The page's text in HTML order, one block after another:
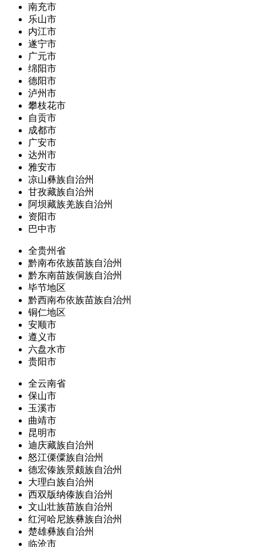
南充市
乐山市
内江市
遂宁市
广元市
绵阳市
德阳市
泸州市
攀枝花市
自贡市
成都市
广安市
达州市
雅安市
凉山彝族自治州
甘孜藏族自治州
阿坝藏族羌族自治州
资阳市
巴中市
全贵州省
黔南布依族苗族自治州
黔东南苗族侗族自治州
毕节地区
黔西南布依族苗族自治州
铜仁地区
安顺市
遵义市
六盘水市
贵阳市
全云南省
保山市
玉溪市
曲靖市
昆明市
迪庆藏族自治州
怒江傈僳族自治州
德宏傣族景颇族自治州
大理白族自治州
西双版纳傣族自治州
文山壮族苗族自治州
红河哈尼族彝族自治州
楚雄彝族自治州
临沧市